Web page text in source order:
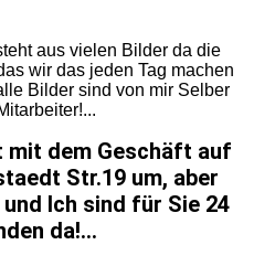
aus vielen Bilder da die
wir das jeden Tag machen
Bilder sind von mir Selber
mit dem Geschäft auf
Str.19 um, aber
Ich sind für Sie 24
da!...